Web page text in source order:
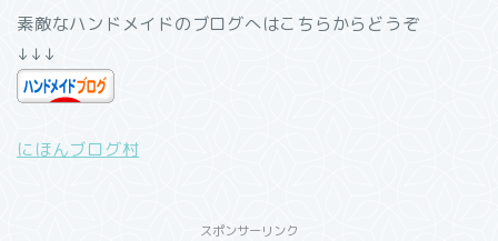
素敵なハンドメイドのブログへはこちらからどうぞ
↓↓↓
にほんブログ村
スポンサーリンク